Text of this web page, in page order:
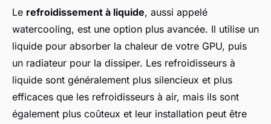
Le refroidissement à liquide, aussi appelé
watercooling, est une option plus avancée. Il utilise un
liquide pour absorber la chaleur de votre GPU, puis
un radiateur pour la dissiper. Les refroidisseurs à
liquide sont généralement plus silencieux et plus
efficaces que les refroidisseurs à air, mais ils sont
également plus coûteux et leur installation peut être